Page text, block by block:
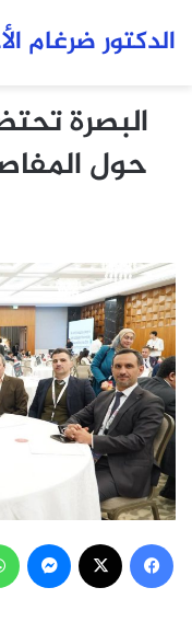
الدكتور ضرغام
البصرة
حول
فيسبوك